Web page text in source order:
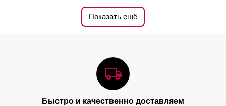
Декантер O Single, 980 мл,
1414/13, Riedel
Декантер Cornetto Single,
1200 мл, 1977/13, Riedel
Показать ещё
Быстро и качественно доставляем